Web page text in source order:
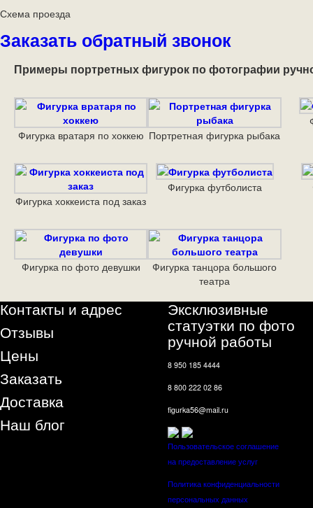
Схема проезда
Заказать обратный звонок
Примеры портретных фигурок по фотографии
Фигурка вратаря по хоккею Портретная фигурка рыбака
Фигурка хоккеиста под заказ
Фигурка футболиста
Фигурка по фото девушки
Фигурка танцора большого
театра
Контакты и адрес
Отзывы
Цены
Заказать
Доставка
Наш блог
Эксклюзивные
статуэтки по фото
ручной работы
8 950 185 4444
8 800 222 02 86
figurka56@mail.ru
Пользовательское соглашение
на предоставление услуг
Политика конфиденциальности
персональных данных